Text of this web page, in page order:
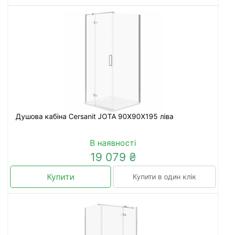
Душова кабіна Cersanit JOTA 90X90X195 ліва
В наявності
19 079 ₴
Купити Купити в один клік